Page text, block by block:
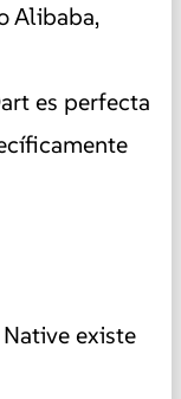
Alibaba,
es perfecta
existe